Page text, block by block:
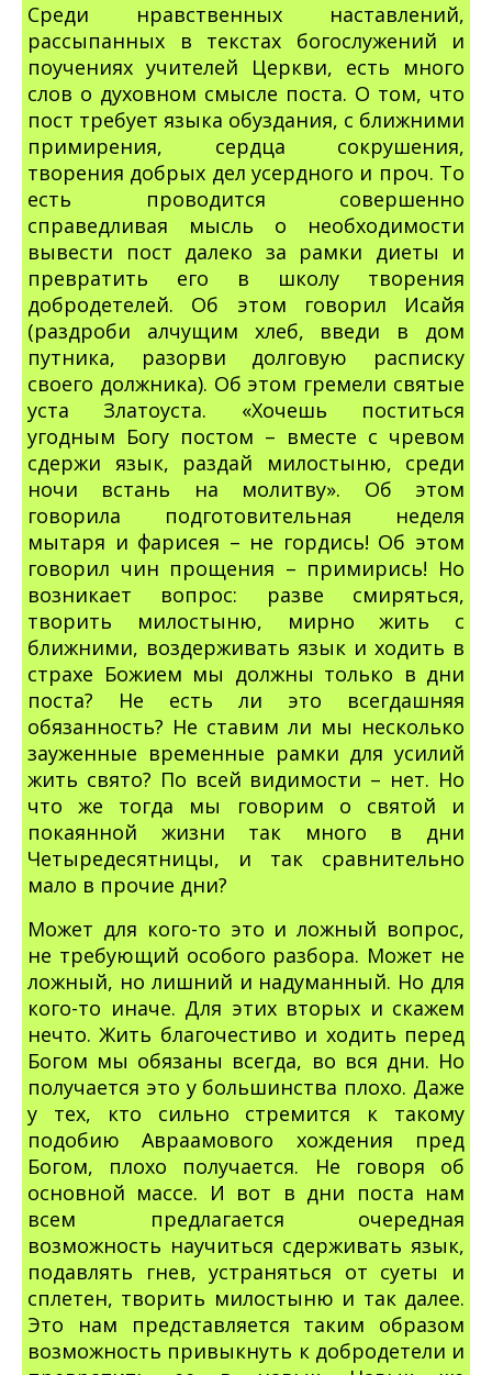
Среди нравственных наставлений,
рассыпанных в текстах богослужений и
поучениях учителей Церкви, есть много
слов о духовном смысле поста. О том, что
пост требует языка обуздания, с ближними
примирения, сердца сокрушения,
творения добрых дел усердного и проч. То
есть проводится совершенно
справедливая мысль о необходимости
вывести пост далеко за рамки диеты и
превратить его в школу творения
добродетелей. Об этом говорил Исайя
(раздроби алчущим хлеб, введи в дом
путника, разорви долговую расписку
своего должника). Об этом гремели святые
уста Златоуста. «Хочешь поститься
угодным Богу постом – вместе с чревом
сдержи язык, раздай милостыню, среди
ночи встань на молитву». Об этом
говорила подготовительная неделя
мытаря и фарисея – не гордись! Об этом
говорил чин прощения – примирись! Но
возникает вопрос: разве смиряться,
творить милостыню, мирно жить с
ближними, воздерживать язык и ходить в
страхе Божием мы должны только в дни
поста? Не есть ли это всегдашняя
обязанность? Не ставим ли мы несколько
зауженные временные рамки для усилий
жить свято? По всей видимости – нет. Но
что же тогда мы говорим о святой и
покаянной жизни так много в дни
Четыредесятницы, и так сравнительно
мало в прочие дни?
Может для кого-то это и ложный вопрос,
не требующий особого разбора. Может не
ложный, но лишний и надуманный. Но для
кого-то иначе. Для этих вторых и скажем
нечто. Жить благочестиво и ходить перед
Богом мы обязаны всегда, во вся дни. Но
получается это у большинства плохо. Даже
у тех, кто сильно стремится к такому
подобию Авраамового хождения пред
Богом, плохо получается. Не говоря об
основной массе. И вот в дни поста нам
всем предлагается очередная
возможность научиться сдерживать язык,
подавлять гнев, устраняться от суеты и
сплетен, творить милостыню и так далее.
Это нам представляется таким образом
возможность привыкнуть к добродетели и